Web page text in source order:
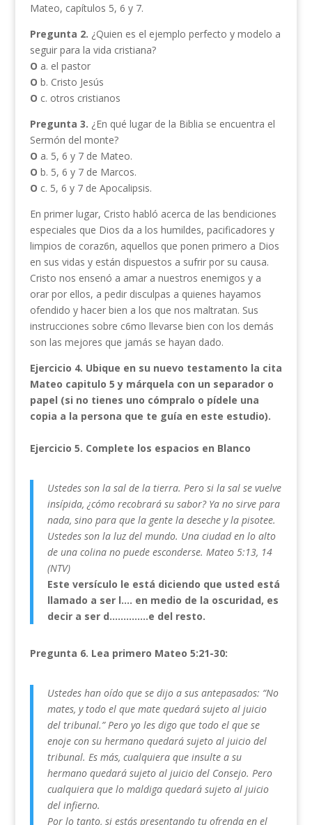
Mateo, capítulos 5, 6 y 7.
Pregunta 2. ¿Quien es el ejemplo perfecto y modelo a
seguir para la vida cristiana?
O a. el pastor
O b. Cristo Jesús
O c. otros cristianos
Pregunta 3. ¿En qué lugar de la Biblia se encuentra el
Sermón del monte?
O a. 5, 6 y 7 de Mateo.
O b. 5, 6 y 7 de Marcos.
O c. 5, 6 y 7 de Apocalipsis.
En primer lugar, Cristo habló acerca de las bendiciones
especiales que Dios da a los humildes, pacificadores y
limpios de coraz6n, aquellos que ponen primero a Dios
en sus vidas y están dispuestos a sufrir por su causa.
Cristo nos ensenó a amar a nuestros enemigos y a
orar por ellos, a pedir disculpas a quienes hayamos
ofendido y hacer bien a los que nos maltratan. Sus
instrucciones sobre c6mo llevarse bien con los demás
son las mejores que jamás se hayan dado.
Ejercicio 4. Ubique en su nuevo testamento la cita
Mateo capitulo 5 y márquela con un separador o
papel (si no tienes uno cómpralo o pídele una
copia a la persona que te guía en este estudio).
Ejercicio 5. Complete los espacios en Blanco
Ustedes son la sal de la tierra. Pero si la sal se vuelve
insípida, ¿cómo recobrará su sabor? Ya no sirve para
nada, sino para que la gente la deseche y la pisotee.
Ustedes son la luz del mundo. Una ciudad en lo alto
de una colina no puede esconderse. Mateo 5:13, 14
(NTV)
Este versículo le está diciendo que usted está
llamado a ser l…. en medio de la oscuridad, es
decir a ser d…………..e del resto.
Pregunta 6. Lea primero Mateo 5:21-30:
Ustedes han oído que se dijo a sus antepasados: “No
mates, y todo el que mate quedará sujeto al juicio
del tribunal.” Pero yo les digo que todo el que se
enoje con su hermano quedará sujeto al juicio del
tribunal. Es más, cualquiera que insulte a su
hermano quedará sujeto al juicio del Consejo. Pero
cualquiera que lo maldiga quedará sujeto al juicio
del infierno.
Por lo tanto, si estás presentando tu ofrenda en el